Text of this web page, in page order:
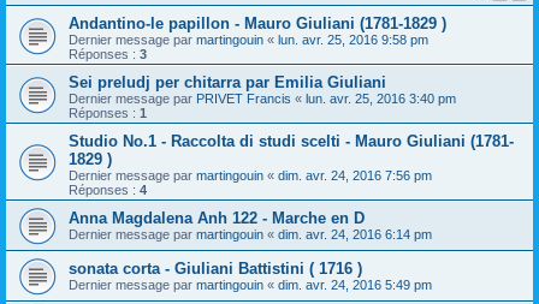
Andantino-le papillon - Mauro Giuliani (1781-1829 )
Dernier message par martingouin « lun. avr. 25, 2016 9:58 pm
Réponses : 3
Sei preludj per chitarra par Emilia Giuliani
Dernier message par PRIVET Francis « lun. avr. 25, 2016 3:40 pm
Réponses : 1
Studio No.1 - Raccolta di studi scelti - Mauro Giuliani (1781-
1829 )
Dernier message par martingouin « dim. avr. 24, 2016 7:56 pm
Réponses : 4
Anna Magdalena Anh 122 - Marche en D
Dernier message par martingouin « dim. avr. 24, 2016 6:14 pm
sonata corta - Giuliani Battistini ( 1716 )
Dernier message par martingouin « dim. avr. 24, 2016 5:49 pm